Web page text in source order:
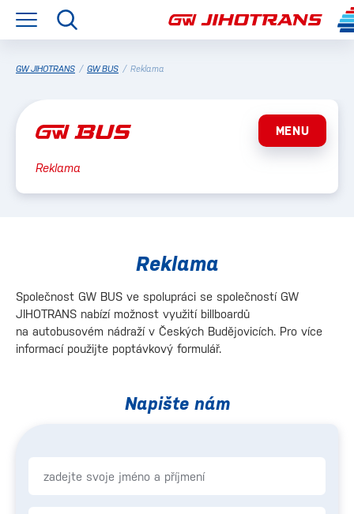
GW JIHOTRANS / GW BUS / Reklama
Reklama
MENU
Reklama
Společnost GW BUS ve spolupráci se společností GW
JIHOTRANS nabízí možnost využití billboardů
na autobusovém nádraží v Českých Budějovicích. Pro více
informací použijte poptávkový formulář.
Napište nám